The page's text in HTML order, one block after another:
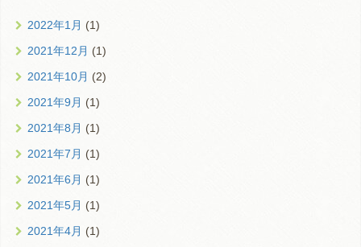
2022年1月 (1)
2021年12月 (1)
2021年10月 (2)
2021年9月 (1)
2021年8月 (1)
2021年7月 (1)
2021年6月 (1)
2021年5月 (1)
2021年4月 (1)